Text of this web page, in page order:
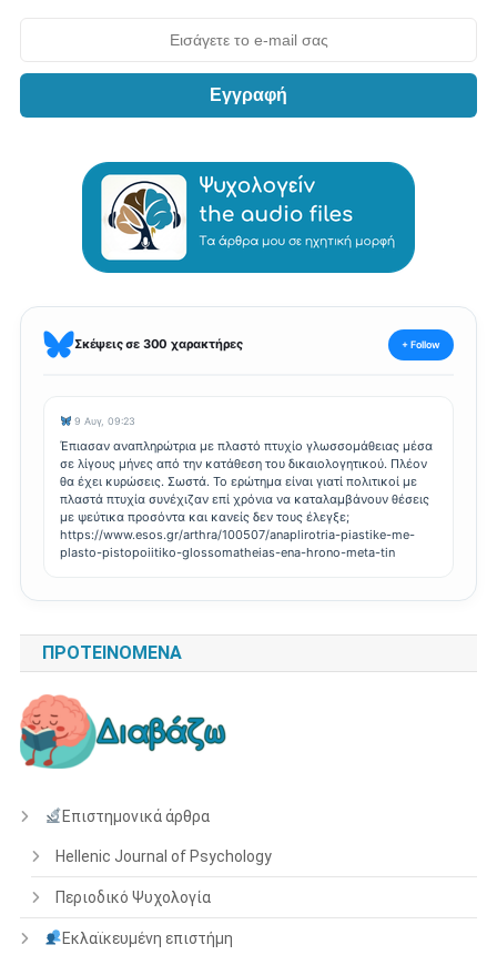
Εγγραφή
Σκέψεις σε 300 χαρακτήρες + Follow
9 Αυγ, 09:23
Έπιασαν αναπληρώτρια με πλαστό πτυχίο γλωσσομάθειας μέσα
σε λίγους μήνες από την κατάθεση του δικαιολογητικού. Πλέον
θα έχει κυρώσεις. Σωστά. Το ερώτημα είναι γιατί πολιτικοί με
πλαστά πτυχία συνέχιζαν επί χρόνια να καταλαμβάνουν θέσεις
με ψεύτικα προσόντα και κανείς δεν τους έλεγξε;
https://www.esos.gr/arthra/100507/anaplirotria-piastike-me-
plasto-pistopoiitiko-glossomatheias-ena-hrono-meta-tin
ΠΡΟΤΕΙΝΌΜΕΝΑ
Επιστημονικά άρθρα
Hellenic Journal of Psychology
Περιοδικό Ψυχολογία
Εκλαϊκευμένη επιστήμη